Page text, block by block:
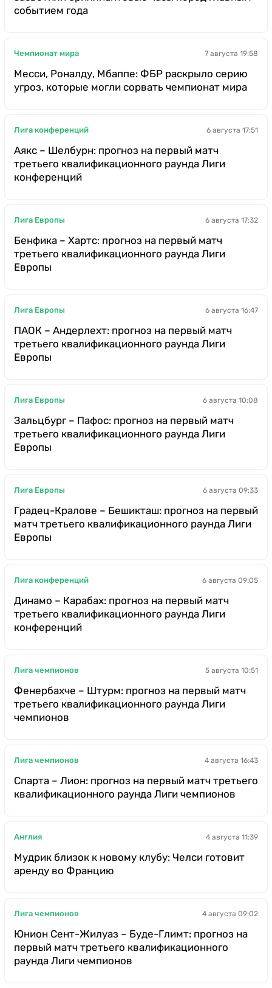
событием года
Чемпионат мира 7 августа 19:58
Месси, Роналду, Мбаппе: ФБР раскрыло серию
угроз, которые могли сорвать чемпионат мира
Лига конференций 6 августа 17:51
Аякс – Шелбурн: прогноз на первый матч
третьего квалификационного раунда Лиги
конференций
Лига Европы 6 августа 17:32
Бенфика – Хартс: прогноз на первый матч
третьего квалификационного раунда Лиги
Европы
Лига Европы 6 августа 16:47
ПАОК – Андерлехт: прогноз на первый матч
третьего квалификационного раунда Лиги
Европы
Лига Европы 6 августа 10:08
Зальцбург – Пафос: прогноз на первый матч
третьего квалификационного раунда Лиги
Европы
Лига Европы 6 августа 09:33
Градец-Кралове – Бешикташ: прогноз на первый
матч третьего квалификационного раунда Лиги
Европы
Лига конференций 6 августа 09:05
Динамо – Карабах: прогноз на первый матч
третьего квалификационного раунда Лиги
конференций
Лига чемпионов 5 августа 10:51
Фенербахче – Штурм: прогноз на первый матч
третьего квалификационного раунда Лиги
чемпионов
Лига чемпионов 4 августа 16:43
Спарта – Лион: прогноз на первый матч третьего
квалификационного раунда Лиги чемпионов
Англия 4 августа 11:39
Мудрик близок к новому клубу: Челси готовит
аренду во Францию
Лига чемпионов 4 августа 09:02
Юнион Сент-Жилуаз – Буде-Глимт: прогноз на
первый матч третьего квалификационного
раунда Лиги чемпионов